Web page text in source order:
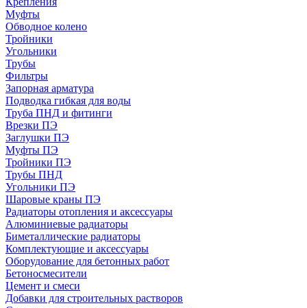
Муфты
Обводное колено
Тройники
Угольники
Трубы
Фильтры
Запорная арматура
Подводка гибкая для воды
Труба ПНД и фитинги
Врезки ПЭ
Заглушки ПЭ
Муфты ПЭ
Тройники ПЭ
Трубы ПНД
Угольники ПЭ
Шаровые краны ПЭ
Радиаторы отопления и аксессуары
Алюминиевые радиаторы
Биметаллические радиаторы
Комплектующие и аксессуары
Оборудование для бетонных работ
Бетоносмесители
Цемент и смеси
Добавки для строительных растворов